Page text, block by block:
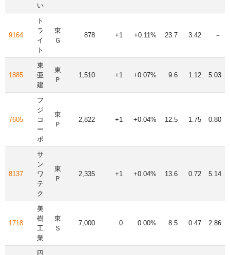
い
9164
ト
ラ
イ
ト
東
Ｇ
878 +1 +0.11% 23.7 3.42 －
1885
東
亜
建
東
Ｐ
1,510 +1 +0.07% 9.6 1.12 5.03
7605
フ
ジ
コ
ー
ポ
東
Ｐ
2,822 +1 +0.04% 12.5 1.75 0.80
8137
サ
ン
ワ
テ
ク
東
Ｐ
2,335 +1 +0.04% 13.6 0.72 5.14
1718
美
樹
工
業
東
Ｓ
7,000 0 0.00% 8.5 0.47 2.86
円